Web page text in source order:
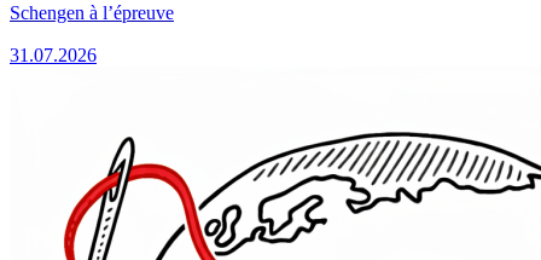
Schengen à l’épreuve
31.07.2026